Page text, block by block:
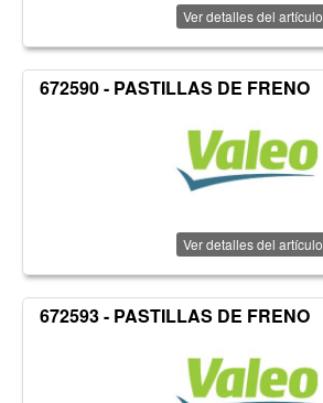
Ver detalles del artículo
672590 - PASTILLAS DE FRENO
Ver detalles del artículo
672593 - PASTILLAS DE FRENO